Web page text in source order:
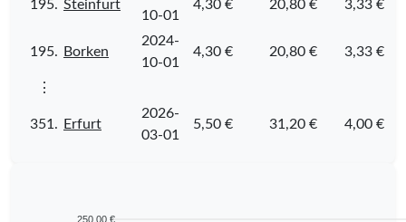
195. Steinfurt
10-01
4,30 € 20,80 € 3,33 €
195. Borken
2024-
10-01
4,30 € 20,80 € 3,33 €
⋮
351. Erfurt
2026-
03-01
5,50 € 31,20 € 4,00 €
250,00 €